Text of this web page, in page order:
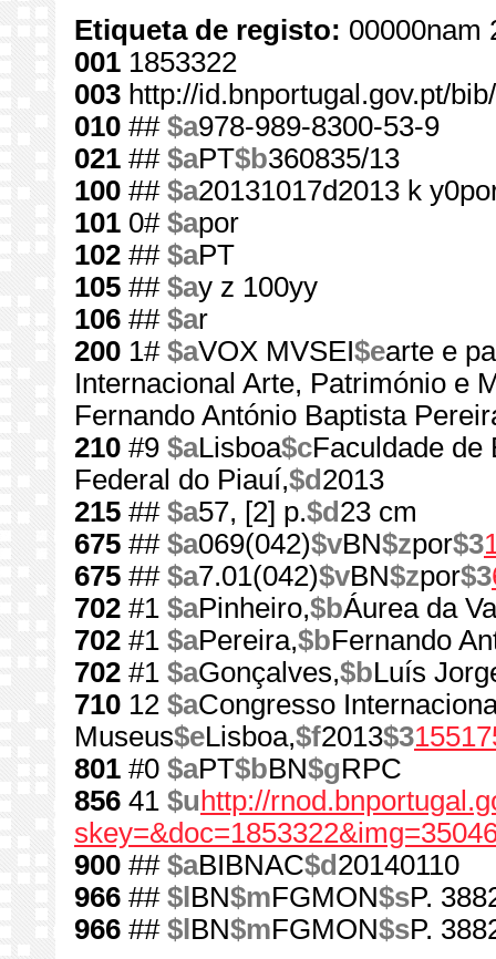
Etiqueta de registo: 00000nam
001 1853322
003 http://id.bnportugal.gov.pt/
010 ## $a978-989-8300-53-9
021 ## $aPT$b360835/13
100 ## $a20131017d2013 k
101 0# $apor
102 ## $aPT
105 ## $ay z 100yy
106 ## $ar
200 1# $aVOX MVSEI$earte e
Internacional Arte, Património e
Fernando António Baptista
210 #9 $aLisboa$cFaculdade de
Federal do Piauí,$d 2013
215 ## $a57, [2] p.$d 23 cm
675 ## $a069(042)$vBN$zpor$3
675 ## $a7.01(042)$vBN$zpor$3
702 #1 $aPinheiro,$bÁurea da
702 #1 $aPereira,$bFernando
702 #1 $aGonçalves,$bLuís
710 12 $aCongresso
Museus$eLisboa,$f2013$3
801 #0 $aPT$bBN$gRPC
856 41 $u http://
900 ## $aBIBNAC$d 20140110
966 ## $l BN$mFGMON$sP.
966 ## $l BN$mFGMON$sP.